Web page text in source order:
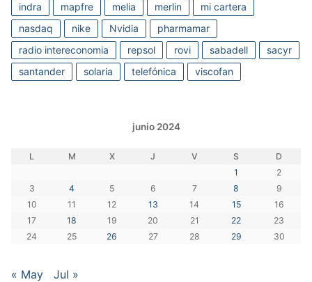
indra
mapfre melia merlin
mi cartera
nasdaq
nike Nvidia
pharmamar
radio intereconomia
repsol rovi sabadell
sacyr
santander
solaria telefónica viscofan
junio 2024
L M X J V S
D
1
2
3
4 5 6 7 8
9
10
11 12 13 14 15
16
17
18 19 20 21 22
23
24
25 26 27 28 29 30
« May Jul »